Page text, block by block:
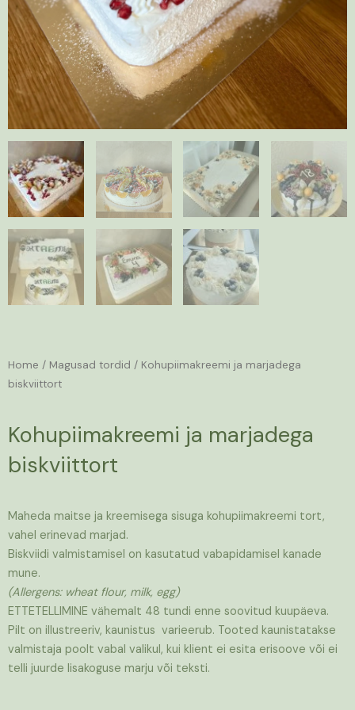
Home / Magusad tordid / Kohupiimakreemi ja marjadega
biskviittort
Kohupiimakreemi ja marjadega
biskviittort
Maheda maitse ja kreemisega sisuga kohupiimakreemi tort,
vahel erinevad marjad.
Biskviidi valmistamisel on kasutatud vabapidamisel kanade
mune.
(Allergens: wheat flour, milk, egg)
ETTETELLIMINE vähemalt 48 tundi enne soovitud kuupäeva.
Pilt on illustreeriv, kaunistus varieerub. Tooted kaunistatakse
valmistaja poolt vabal valikul, kui klient ei esita erisoove või ei
telli juurde lisakoguse marju või teksti.